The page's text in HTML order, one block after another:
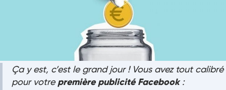
Ça y est, c’est le grand jour ! Vous avez tout calibré
pour votrepremière publicité Facebook: